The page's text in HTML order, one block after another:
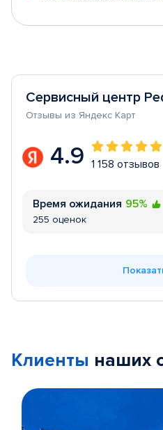
Сервисный центр
Отзывы из Яндекс Карт
4.9 1 158 отзывов
Время ожидания 95%
255 оценок
Клиенты наших